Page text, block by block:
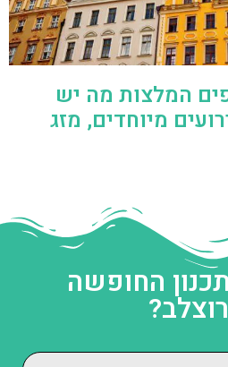
המלצות מה יש
מיוחדים, מזג
החופשה